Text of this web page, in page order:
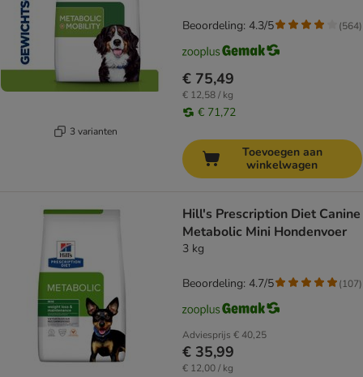
3 varianten
€ 75,49
€ 12,58 / kg
€ 71,72
Beoordeling: 4.3/5 (564)
Toevoegen aan
winkelwagen
Hill's Prescription Diet Canine
Metabolic Mini Hondenvoer
3 kg
Adviesprijs € 40,25
€ 35,99
€ 12,00 / kg
Beoordeling: 4.7/5 (107)